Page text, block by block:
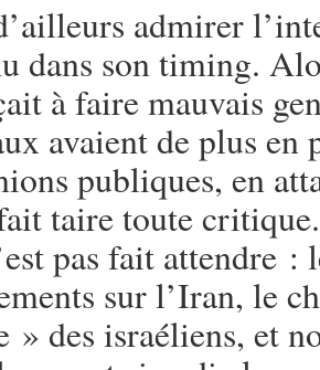
admirer
dans son timing.
à faire mauvais
avaient de plus
publiques, en
taire toute
pas fait attendre
sur l’Iran, le
» des israéliens, et